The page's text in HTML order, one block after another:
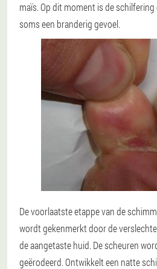
maïs. Op dit moment is de
soms een branderig gevoel.
De voorlaatste etappe van de
wordt gekenmerkt door de
de aangetaste huid. De scheuren
geërodeerd. Ontwikkelt een natte